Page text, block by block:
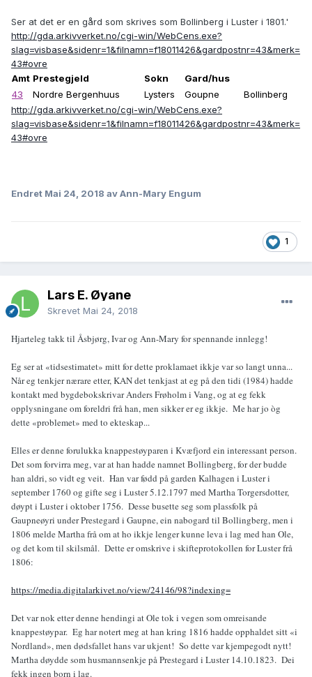
Ser at det er en gård som skrives som Bollinberg i Luster i 1801.'
http://gda.arkivverket.no/cgi-win/WebCens.exe?
slag=visbase&sidenr=1&filnamn=f18011426&gardpostnr=43&merk=
43#ovre
Amt Prestegjeld Sokn
Gard/hus
43
Nordre Bergenhuus Lysters Goupne
Bollinberg
http://gda.arkivverket.no/cgi-win/WebCens.exe?
slag=visbase&sidenr=1&filnamn=f18011426&gardpostnr=43&merk=
43#ovre
Endret Mai 24, 2018 av Ann-Mary Engum
1
Lars E. Øyane
Skrevet Mai 24, 2018
Hjarteleg takk til Åsbjørg, Ivar og Ann-Mary for spennande innlegg!
Eg ser at «tidsestimatet» mitt for dette proklamaet ikkje var so langt unna...
Når eg tenkjer nærare etter, KAN det tenkjast at eg på den tidi (1984) hadde
kontakt med bygdebokskrivar Anders Frøholm i Vang, og at eg fekk
opplysningane om foreldri frå han, men sikker er eg ikkje. Me har jo òg
dette «problemet» med to ekteskap...
Elles er denne forulukka knappestøyparen i Kvæfjord ein interessant person.
Det som forvirra meg, var at han hadde namnet Bollingberg, for der budde
han aldri, so vidt eg veit. Han var fødd på garden Kalhagen i Luster i
september 1760 og gifte seg i Luster 5.12.1797 med Martha Torgersdotter,
døypt i Luster i oktober 1756. Desse busette seg som plassfolk på
Gaupneøyri under Prestegard i Gaupne, ein nabogard til Bollingberg, men i
1806 melde Martha frå om at ho ikkje lenger kunne leva i lag med han Ole,
og det kom til skilsmål. Dette er omskrive i skifteprotokollen for Luster frå
1806:
https://media.digitalarkivet.no/view/24146/98?indexing=
Det var nok etter denne hendingi at Ole tok i vegen som omreisande
knappestøypar. Eg har notert meg at han kring 1816 hadde opphaldet sitt «i
Nordland», men dødsfallet hans var ukjent! So dette var kjempegodt nytt!
Martha døydde som husmannsenkje på Prestegard i Luster 14.10.1823. Dei
fekk ingen born i lag.